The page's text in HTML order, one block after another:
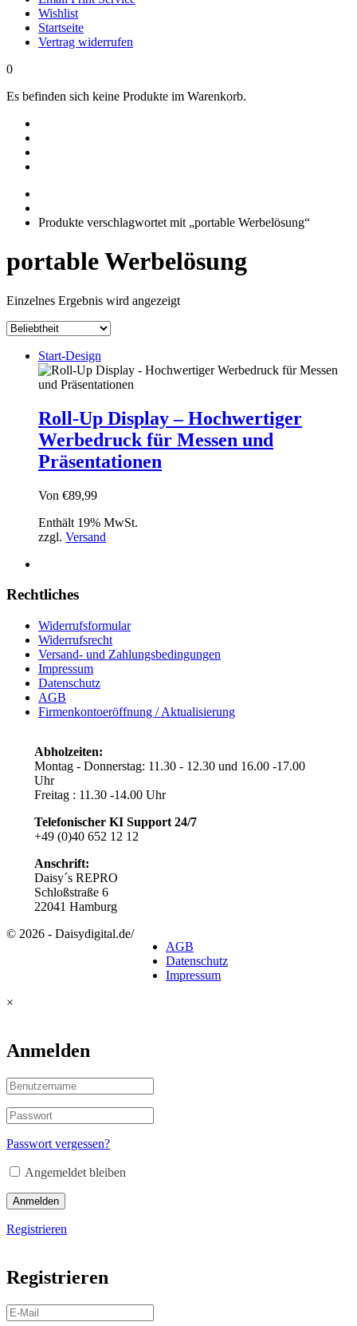
Wishlist
Startseite
Vertrag widerrufen
0
Es befinden sich keine Produkte im Warenkorb.
Produkte verschlagwortet mit „portable Werbelösung“
portable Werbelösung
Einzelnes Ergebnis wird angezeigt
Start-Design
Roll-Up Display – Hochwertiger
Werbedruck für Messen und
Präsentationen
Von €89,99
Enthält 19% MwSt.
zzgl. Versand
Rechtliches
Widerrufsformular
Widerrufsrecht
Versand- und Zahlungsbedingungen
Impressum
Datenschutz
AGB
Firmenkontoeröffnung / Aktualisierung
Abholzeiten:
Montag - Donnerstag: 11.30 - 12.30 und 16.00 -17.00
Uhr
Freitag : 11.30 -14.00 Uhr
Telefonischer KI Support 24/7
+49 (0)40 652 12 12
Anschrift:
Daisy´s REPRO
Schloßstraße 6
22041 Hamburg
© 2026 - Daisydigital.de/
AGB
Datenschutz
Impressum
×
Anmelden
Passwort vergessen?
Angemeldet bleiben
Anmelden
Registrieren
Registrieren